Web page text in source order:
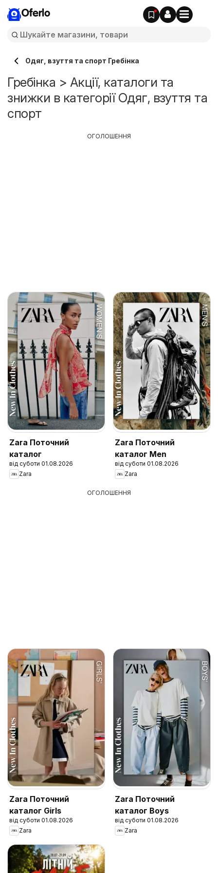
Oferlo
Одяг, взуття та спорт Гребінка
Гребінка > Акції, каталоги та
знижки в категорії Одяг, взуття та
спорт
Zara Поточний
каталог
від суботи 01.08.2026
Zara
Zara Поточний
каталог Men
від суботи 01.08.2026
Zara
ОГОЛОШЕННЯ
ОГОЛОШЕННЯ
Zara Поточний
каталог Girls
від суботи 01.08.2026
Zara
Zara Поточний
каталог Boys
від суботи 01.08.2026
Zara